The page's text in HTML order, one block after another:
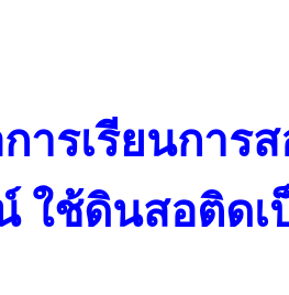
ารเรียนการ
ใช้ดินสอติด